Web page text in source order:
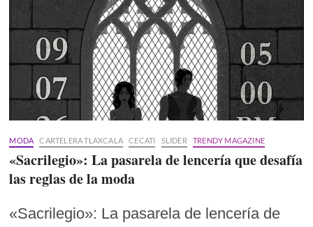
MODA CARTELERA TLAXCALA CECATI SLIDER TRENDY MAGAZINE
«Sacrilegio»: La pasarela de lencería que desafía
las reglas de la moda
«Sacrilegio»: La pasarela de lencería de